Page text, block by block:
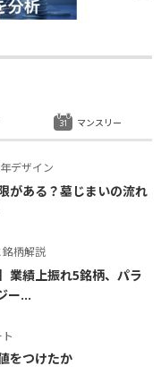
デザイン
がある？墓じまいの流れ
柄解説
業績上振れ5銘柄、パラ
ー...
をつけたか
マンスリー